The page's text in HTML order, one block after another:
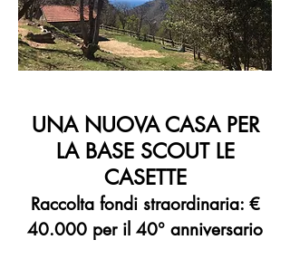
UNA NUOVA CASA PER
LA BASE SCOUT LE
CASETTE
Raccolta fondi straordinaria: €
40.000 per il 40° anniversario